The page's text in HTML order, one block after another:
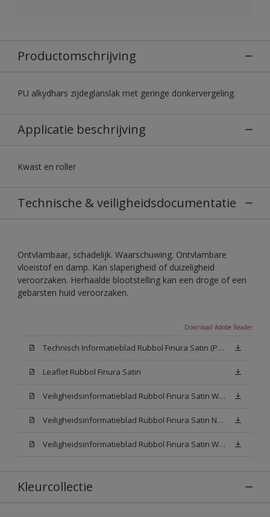
Productomschrijving
PU alkydhars zijdeglanslak met geringe donkervergeling.
Applicatie beschrijving
Kwast en roller
Technische & veiligheidsdocumentatie
Ontvlambaar, schadelijk. Waarschuwing. Ontvlambare
vloeistof en damp. Kan slaperigheid of duizeligheid
veroorzaken. Herhaalde blootstelling kan een droge of een
gebarsten huid veroorzaken.
Download Adobe Reader
Technisch Informatieblad Rubbol Finura Satin (PDF)
Leaflet Rubbol Finura Satin
Veiligheidsinformatieblad Rubbol Finura Satin W05 (MSDS)
Veiligheidsinformatieblad Rubbol Finura Satin N00 (MSDS)
Veiligheidsinformatieblad Rubbol Finura Satin White (MSDS)
Kleurcollectie